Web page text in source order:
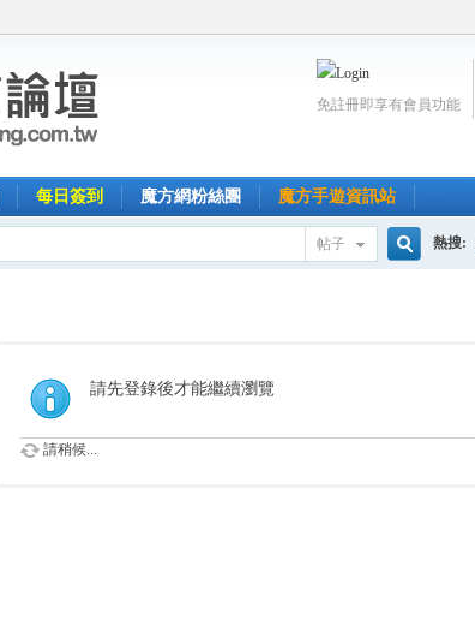
免註冊即享有會員功能
每日簽到 魔方網粉絲團 魔方手遊資訊站
帖子 熱搜:
請先登錄後才能繼續瀏覽
請稍候...